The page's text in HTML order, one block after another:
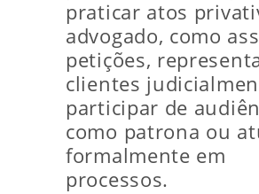
praticar atos
advogado, como
petições,
clientes
participar de
como patrona ou
formalmente em
processos.